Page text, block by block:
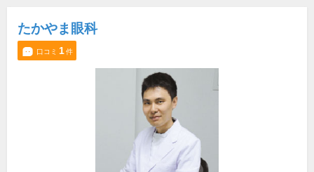
たかやま眼科
口コミ 1件